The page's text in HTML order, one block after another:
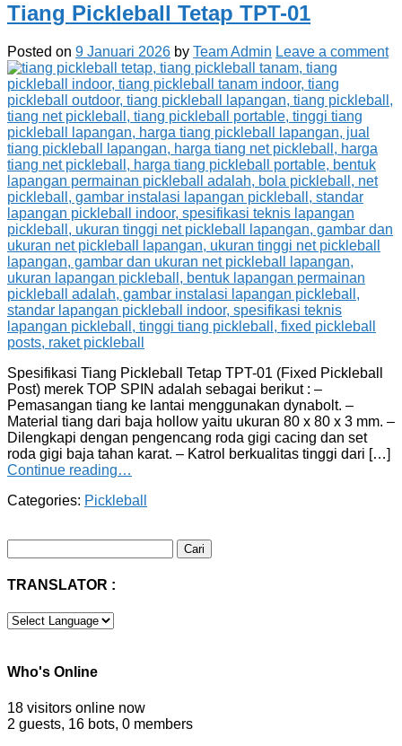
Tiang Pickleball Tetap TPT-01
Posted on 9 Januari 2026 by Team Admin Leave a comment
Spesifikasi Tiang Pickleball Tetap TPT-01 (Fixed Pickleball
Post) merek TOP SPIN adalah sebagai berikut : –
Pemasangan tiang ke lantai menggunakan dynabolt. –
Material tiang dari baja hollow yaitu ukuran 80 x 80 x 3 mm. –
Dilengkapi dengan pengencang roda gigi cacing dan set
roda gigi baja tahan karat. – Katrol berkualitas tinggi dari […]
Continue reading…
Categories: Pickleball
untuk:
TRANSLATOR :
Who's Online
18 visitors online now
2 guests, 16 bots, 0 members